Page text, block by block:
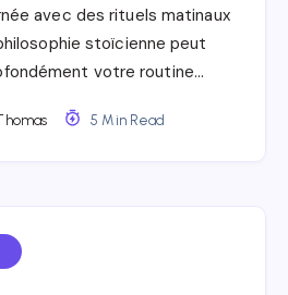
avec des rituels matinaux
stoïcienne peut
votre routine…
5 Min Read